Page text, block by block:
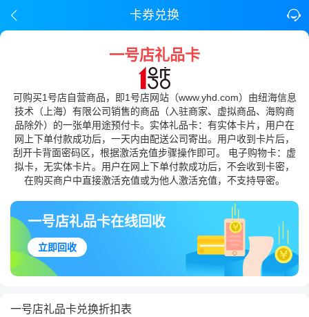
卡券兑换
一号店礼品卡
可购买1号店自营商品，即1号店网站（www.yhd.com）由纽海信息
技术（上海）有限公司销售的商品（入驻商家、虚拟商品、海购商
品除外）的一张单用途预付卡。实体礼品卡：有实体卡片，用户在
网上下单付款成功后，一天内由配送公司寄出。用户收到卡片后，
刮开卡背面密码区，根据激活充值步骤操作即可。 电子购物卡：虚
拟卡，无实体卡片。用户在网上下单付款成功后，不会收到卡密，
在购买商户中直接激活充值或为他人激活充值，不支持导密。
一号店礼品卡在线回收
立即回收
一号店礼品卡兑换折扣表